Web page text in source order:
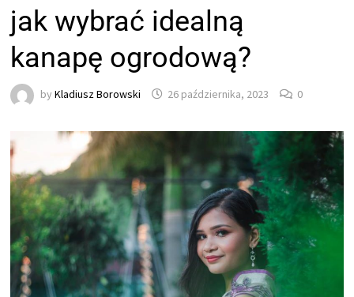
jak wybrać idealną
kanapę ogrodową?
byKladiusz Borowski 26 października, 2023 0